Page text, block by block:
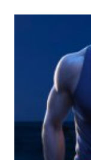
(ЭЛЕН
ЧЕРС)